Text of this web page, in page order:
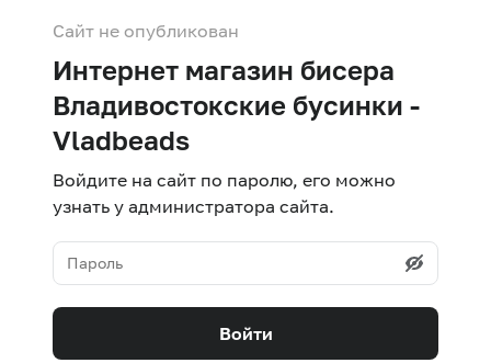
Сайт не опубликован
Интернет магазин бисера
Владивостокские бусинки -
Vladbeads
Войдите на сайт по паролю, его можно
узнать у администратора сайта.
Войти